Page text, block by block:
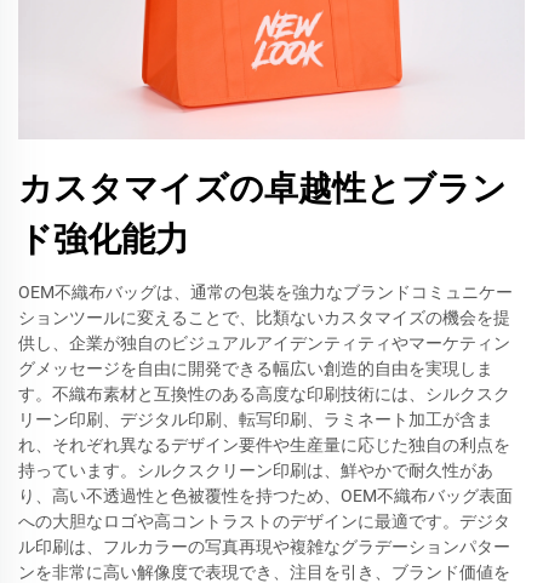
カスタマイズの卓越性とブラン
ド強化能力
OEM不織布バッグは、通常の包装を強力なブランドコミュニケー
ションツールに変えることで、比類ないカスタマイズの機会を提
供し、企業が独自のビジュアルアイデンティティやマーケティン
グメッセージを自由に開発できる幅広い創造的自由を実現しま
す。不織布素材と互換性のある高度な印刷技術には、シルクスク
リーン印刷、デジタル印刷、転写印刷、ラミネート加工が含ま
れ、それぞれ異なるデザイン要件や生産量に応じた独自の利点を
持っています。シルクスクリーン印刷は、鮮やかで耐久性があ
り、高い不透過性と色被覆性を持つため、OEM不織布バッグ表面
への大胆なロゴや高コントラストのデザインに最適です。デジタ
ル印刷は、フルカラーの写真再現や複雑なグラデーションパター
ンを非常に高い解像度で表現でき、注目を引き、ブランド価値を